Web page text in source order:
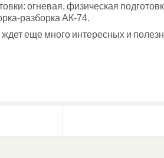
огневая, физическая
разборка АК-74.
еще много интересных и